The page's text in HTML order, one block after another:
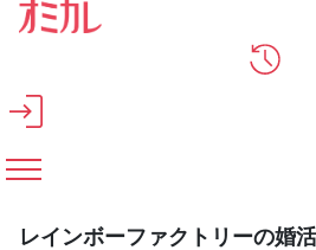
メインコンテンツへスキップ
レインボーファクトリーの婚